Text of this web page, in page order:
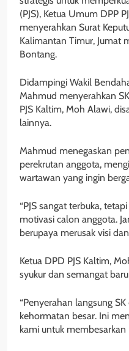
(PJS), Ketua Umum DPP
menyerahkan Surat
Kalimantan Timur, Jumat
Bontang.
Didampingi Wakil
Mahmud menyerahkan
PJS Kaltim, Moh Alawi,
lainnya.
Mahmud menegaskan
perekrutan anggota,
wartawan yang ingin
“PJS sangat terbuka,
motivasi calon anggota.
berupaya merusak visi
Ketua DPD PJS Kaltim,
syukur dan semangat
“Penyerahan langsung
kehormatan besar. Ini
kami untuk membesarkan